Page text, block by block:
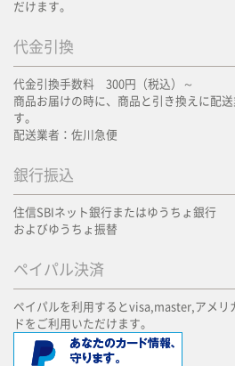
だけます。
代金引換
代金引換手数料 300円（税込）～
商品お届けの時に、商品と引き換えに配
す。
配送業者：佐川急便
銀行振込
住信SBIネット銀行またはゆうちょ銀行
およびゆうちょ振替
ペイパル決済
ペイパルを利用するとvisa,master,アメリ
ドをご利用いただけます。